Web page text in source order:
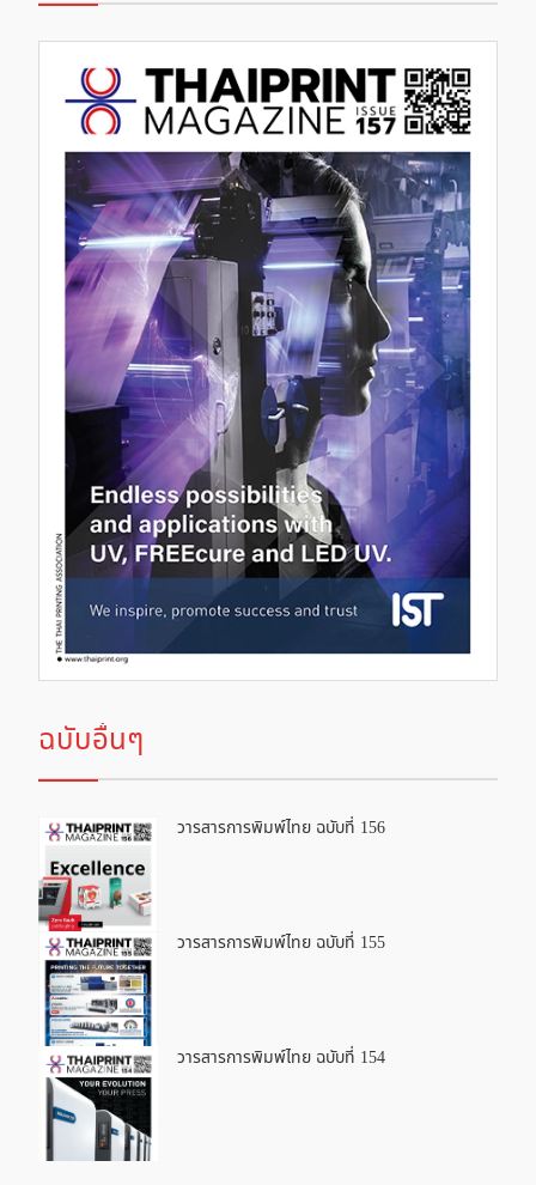
ฉบับอื่นๆ
วารสารการพิมพ์ไทย ฉบับที่ 156
วารสารการพิมพ์ไทย ฉบับที่ 155
วารสารการพิมพ์ไทย ฉบับที่ 154